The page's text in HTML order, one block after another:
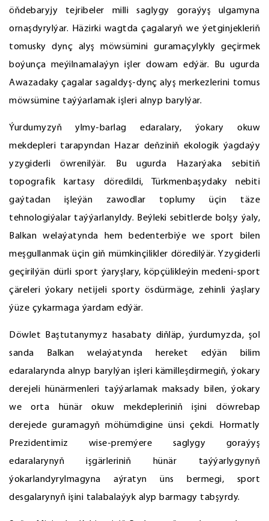
öňdebaryjy tejribeler milli saglygy goraýyş ulgamyna
ornaşdyrylýar. Häzirki wagtda çagalaryň we ýetginjekleriň
tomusky dynç alyş möwsümini guramaçylykly geçirmek
boýunça meýilnamalaýyn işler dowam edýär. Bu ugurda
Awazadaky çagalar sagaldyş-dynç alyş merkezlerini tomus
möwsümine taýýarlamak işleri alnyp barylýar.
Ýurdumyzyň ylmy-barlag edaralary, ýokary okuw
mekdepleri tarapyndan Hazar deňziniň ekologik ýagdaýy
yzygiderli öwrenilýär. Bu ugurda Hazarýaka sebitiň
topografik kartasy döredildi, Türkmenbaşydaky nebiti
gaýtadan işleýän zawodlar toplumy üçin täze
tehnologiýalar taýýarlanyldy. Beýleki sebitlerde bolşy ýaly,
Balkan welaýatynda hem bedenterbiýe we sport bilen
meşgullanmak üçin giň mümkinçilikler döredilýär. Yzygiderli
geçirilýän dürli sport ýaryşlary, köpçülikleýin medeni-sport
çäreleri ýokary netijeli sporty ösdürmäge, zehinli ýaşlary
ýüze çykarmaga ýardam edýär.
Döwlet Baştutanymyz hasabaty diňläp, ýurdumyzda, şol
sanda Balkan welaýatynda hereket edýän bilim
edaralarynda alnyp barylýan işleri kämilleşdirmegiň, ýokary
derejeli hünärmenleri taýýarlamak maksady bilen, ýokary
we orta hünär okuw mekdepleriniň işini döwrebap
derejede guramagyň möhümdigine ünsi çekdi. Hormatly
Prezidentimiz wise-premýere saglygy goraýyş
edaralarynyň işgärleriniň hünär taýýarlygynyň
ýokarlandyrylmagyna aýratyn üns bermegi, sport
desgalarynyň işini talabalaýyk alyp barmagy tabşyrdy.